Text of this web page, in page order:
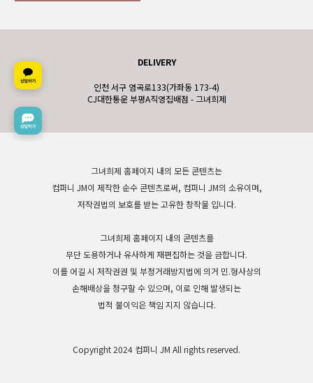
DELIVERY
인천 서구 염곡로133(가좌동 173-4)
CJ대한통운 부평A직영집배점 - 그녀희제
그녀희제 홈페이지 내의 모든 콘텐츠는
컴퍼니 JM이 제작한 순수 콘텐츠로써, 컴퍼니 JM의 소유이며,
저작권법의 보호를 받는 고유한 창작물 입니다.
그녀희제 홈페이지 내의 콘텐츠를
무단 도용하거나 유사하게 재편집하는 것을 금합니다.
이를 어길 시 저작권권 및 부정거래방지법에 의거 민.형사상의
손해배상을 청구할 수 있으며, 이로 인해 발생되는
법적 불이익은 책임 지지 않습니다.
Copyright 2024 컴퍼니 JM All rights reserved.